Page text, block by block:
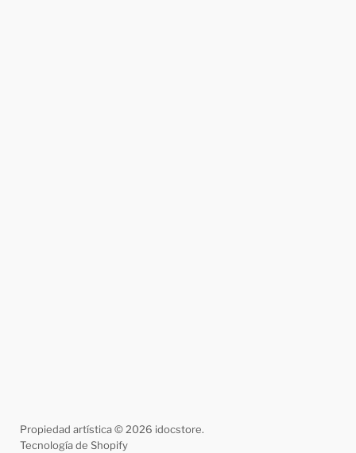
Propiedad artística © 2026 idocstore.
Tecnología de Shopify